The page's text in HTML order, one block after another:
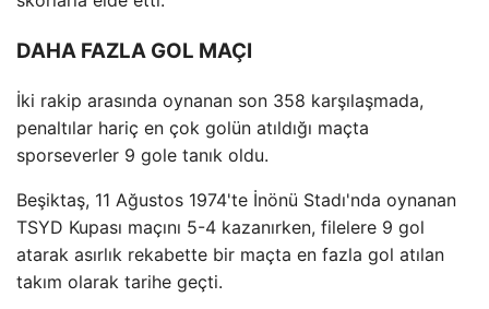
DAHA FAZLA GOL MAÇI
İki rakip arasında oynanan son 358 karşılaşmada,
penaltılar hariç en çok golün atıldığı maçta
sporseverler 9 gole tanık oldu.
Beşiktaş, 11 Ağustos 1974'te İnönü Stadı'nda oynanan
TSYD Kupası maçını 5-4 kazanırken, filelere 9 gol
atarak asırlık rekabette bir maçta en fazla gol atılan
takım olarak tarihe geçti.